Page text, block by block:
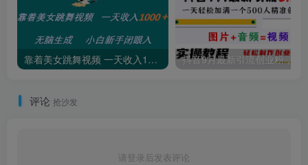
靠着美女跳舞视频 一天收入1000+ 无脑生成 小白新手闭眼入
评论 抢沙发
请登录后发表评论